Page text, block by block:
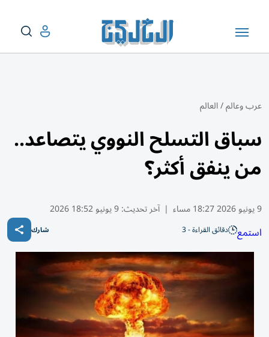
عرب وعالم/العالم
سباق التسلح النووي يتصاعد..
من ينفق أكثر؟
9 يونيو 2026 18:27 مساء | آخر تحديث:9 يونيو 18:52 2026
استمع دقائق القراءة - 3 شارك